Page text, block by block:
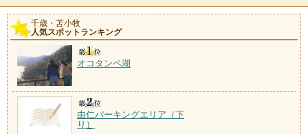
千歳・苫小牧
人気スポットランキング
オコタンペ湖
由仁パーキングエリア（下
り）